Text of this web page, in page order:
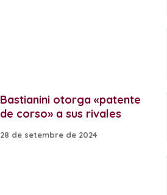
Bastianini otorga «patente
de corso» a sus rivales
28 de setembre de 2024